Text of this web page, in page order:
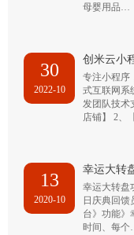
母婴用品…
30
2022-10
创米云小
专注小程序
式互联网系
发团队技术
店铺】 2、
13
2020-10
幸运大转
幸运大转盘
日庆典回馈
台》功能》
时间、每